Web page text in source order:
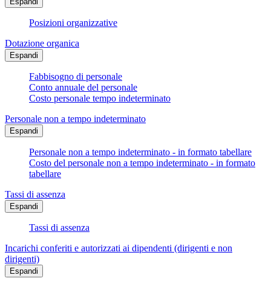
Posizioni organizzative
Dotazione organica
Espandi
Fabbisogno di personale
Conto annuale del personale
Costo personale tempo indeterminato
Personale non a tempo indeterminato
Espandi
Personale non a tempo indeterminato - in formato tabellare
Costo del personale non a tempo indeterminato - in formato
tabellare
Tassi di assenza
Espandi
Tassi di assenza
Incarichi conferiti e autorizzati ai dipendenti (dirigenti e non
dirigenti)
Espandi